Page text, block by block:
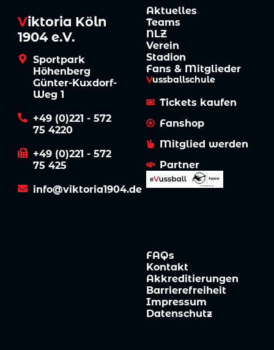
Viktoria Köln
1904 e.V.
Sportpark
Höhenberg
Günter-Kuxdorf-
Weg 1
+49 (0)221 - 572
75 4220
+49 (0)221 - 572
75 425
info@viktoria1904.de
Aktuelles
Teams
NLZ
Verein
Stadion
Fans & Mitglieder
Vussball­schule
Tickets kaufen
Fanshop
Mitglied werden
Partner
FAQs
Kontakt
Akkreditierungen
Barrierefreiheit
Impressum
Datenschutz